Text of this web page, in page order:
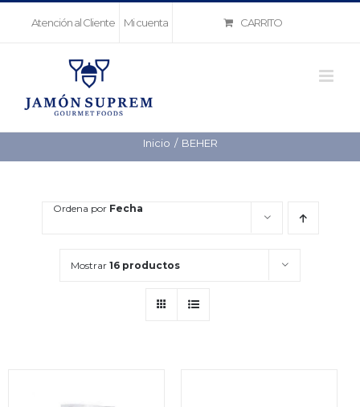
Atención al Cliente Mi cuenta CARRITO
Inicio BEHER
Ordena por Fecha
Mostrar 16 productos